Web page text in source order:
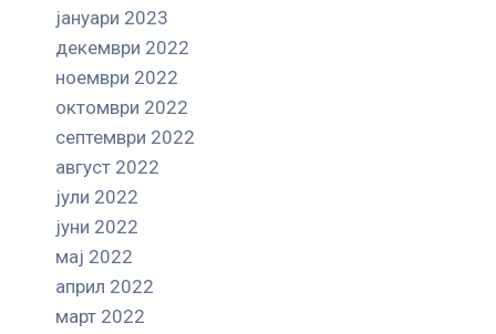
јануари 2023
декември 2022
ноември 2022
октомври 2022
септември 2022
август 2022
јули 2022
јуни 2022
мај 2022
април 2022
март 2022